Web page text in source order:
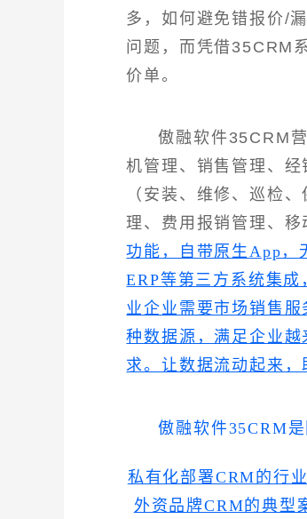
多，如何避免错报价/
问题，而凭借35CRM
价单。
傲融软件35CRM
机管理、销售管理、
（安装、维修、巡检
理、费用报销管理、移
功能，自带原生App，
ERP等第三方系统集
业企业需要市场销售
种数据源，满足企业
求。让数据流动起来，
傲融软件35CRM
私有化部署CRM的行
外资品牌CRM的典型